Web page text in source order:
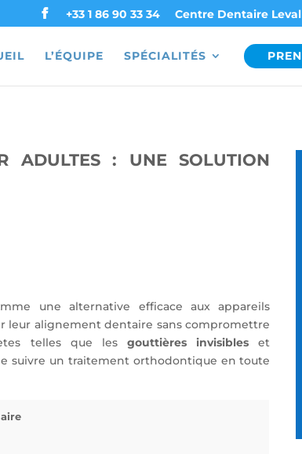
+33 1 86 90 33 34 Centre Dentaire
L’ÉQUIPE SPÉCIALITÉS
ADULTES : UNE SOLUTION
une alternative efficace aux appareils
leur alignement dentaire sans compromettre
telles que lesgouttières invisibles et
suivre un traitement orthodontique en toute